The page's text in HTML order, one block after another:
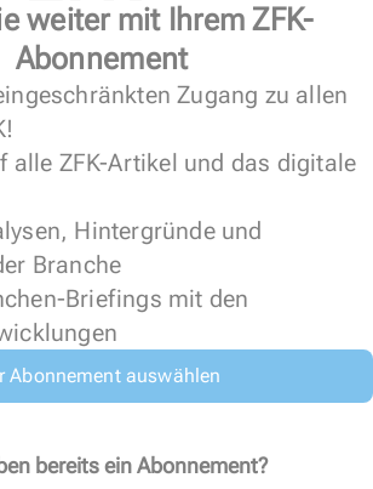
weiter mit Ihrem ZFK-
Abonnement
Zugang zu allen
alle ZFK-Artikel und das digitale
Hintergründe und
Branche
Briefings mit den
Abonnement auswählen
bereits ein Abonnement?